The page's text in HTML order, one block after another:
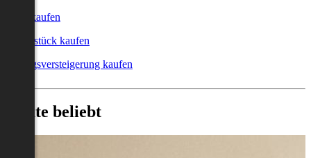
Büro kaufen
Grundstück kaufen
Zwangsversteigerung kaufen
Heute beliebt